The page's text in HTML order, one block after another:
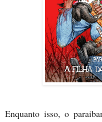
Enquanto isso, o